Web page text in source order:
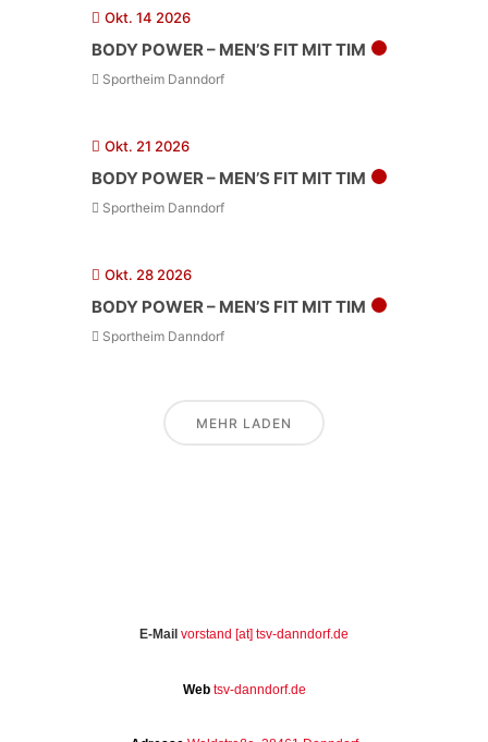
Okt. 14 2026
BODY POWER – MEN’S FIT MIT TIM
Sportheim Danndorf
Okt. 21 2026
BODY POWER – MEN’S FIT MIT TIM
Sportheim Danndorf
Okt. 28 2026
BODY POWER – MEN’S FIT MIT TIM
Sportheim Danndorf
MEHR LADEN
E-Mail vorstand [at] tsv-danndorf.de
Web tsv-danndorf.de